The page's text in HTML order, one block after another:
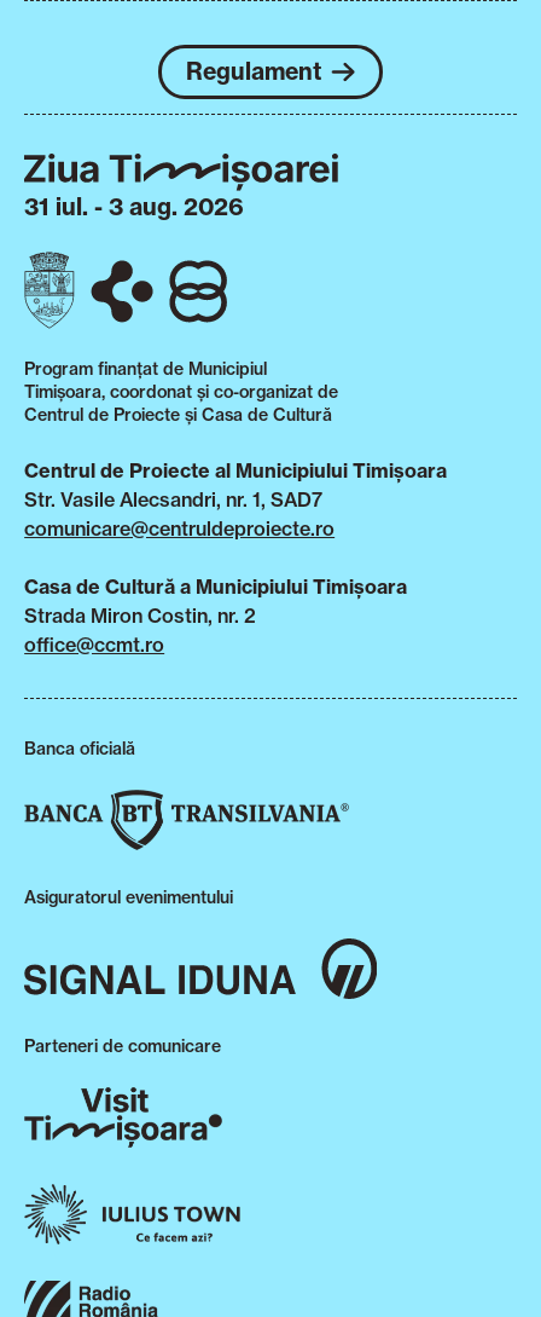
Regulament
31 iul. - 3 aug. 2026
Program finanțat de Municipiul
Timișoara, coordonat și co-organizat de
Centrul de Proiecte și Casa de Cultură
Centrul de Proiecte al Municipiului Timișoara
Str. Vasile Alecsandri, nr. 1, SAD7
comunicare@centruldeproiecte.ro
Casa de Cultură a Municipiului Timișoara
Strada Miron Costin, nr. 2
office@ccmt.ro
Banca oficială
Asiguratorul evenimentului
Parteneri de comunicare